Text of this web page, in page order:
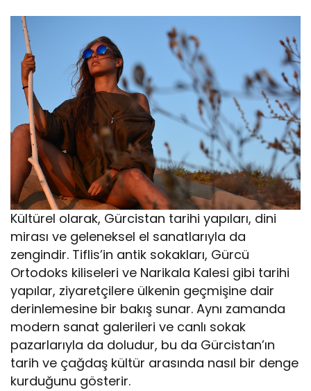
Kültürel olarak, Gürcistan tarihi yapıları, dini
mirası ve geleneksel el sanatlarıyla da
zengindir. Tiflis’in antik sokakları, Gürcü
Ortodoks kiliseleri ve Narikala Kalesi gibi tarihi
yapılar, ziyaretçilere ülkenin geçmişine dair
derinlemesine bir bakış sunar. Aynı zamanda
modern sanat galerileri ve canlı sokak
pazarlarıyla da doludur, bu da Gürcistan’ın
tarih ve çağdaş kültür arasında nasıl bir denge
kurduğunu gösterir.